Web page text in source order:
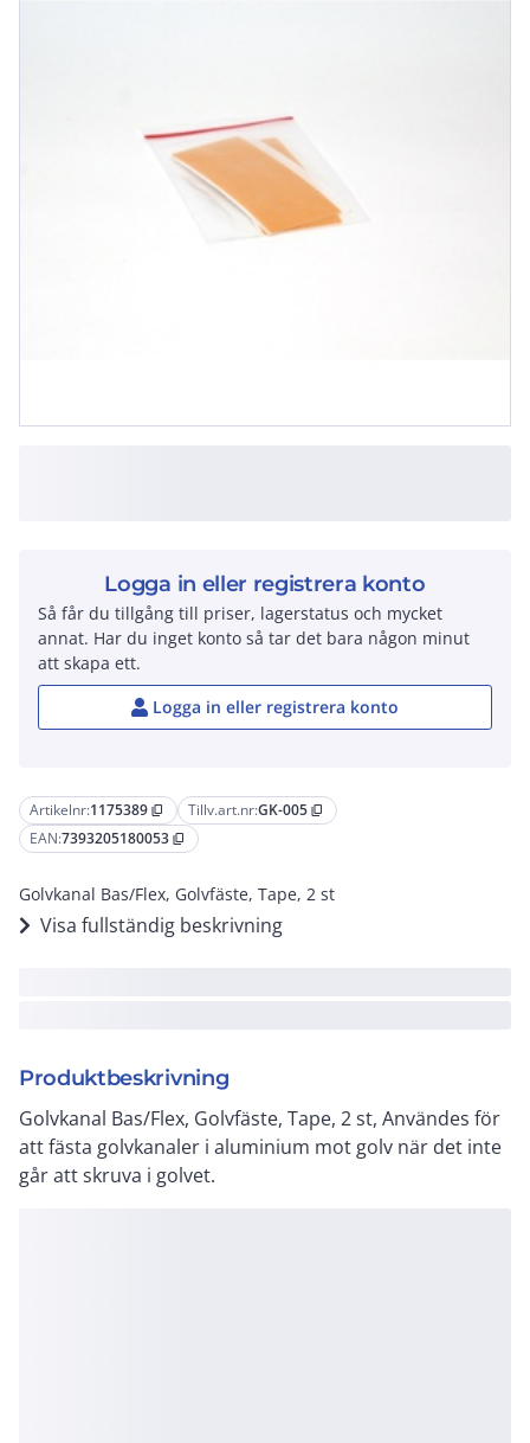
Artikelnr:1175389 content_copy Tillv.art.nr:GK-005 content_copy
EAN:7393205180053 content_copy
Golvkanal Bas/Flex, Golvfäste, Tape, 2 st
Visa fullständig beskrivning
Produktbeskrivning
Golvkanal Bas/Flex, Golvfäste, Tape, 2 st, Användes för
att fästa golvkanaler i aluminium mot golv när det inte
går att skruva i golvet.
Logga in eller registrera konto
Så får du tillgång till priser, lagerstatus och mycket
annat. Har du inget konto så tar det bara någon minut
att skapa ett.
Logga in eller registrera konto